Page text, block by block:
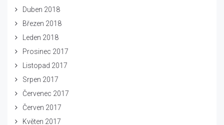
Duben 2018
Březen 2018
Leden 2018
Prosinec 2017
Listopad 2017
Srpen 2017
Červenec 2017
Červen 2017
Květen 2017